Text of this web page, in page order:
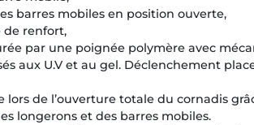
barres mobiles en position ouverte,
de renfort,
par une poignée polymère avec
aux U.V et au gel. Déclenchement
de l’ouverture totale du cornadis
longerons et des barres mobiles.